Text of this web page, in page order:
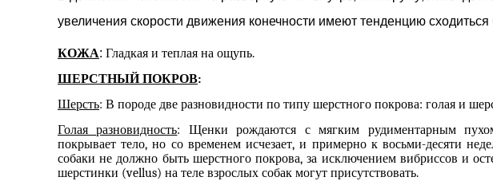
увеличения скорости движения конечности имеют тенденцию
КОЖА: Гладкая и теплая на ощупь.
ШЕРСТНЫЙ ПОКРОВ:
Шерсть: В породе две разновидности по типу шерстного покрова: голая и
Голая разновидность: Щенки рождаются с мягким рудиментарным пух
покрываеттело, но со временем исчезает, и примерно к восьми-десяти
собаки не должно быть шерстного покрова, за исключением вибриссов и
шерстинки (vellus) на теле взрослых собак могут присутствовать.